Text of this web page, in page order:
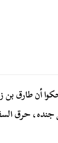
أن طارق بن
جنده، حرق